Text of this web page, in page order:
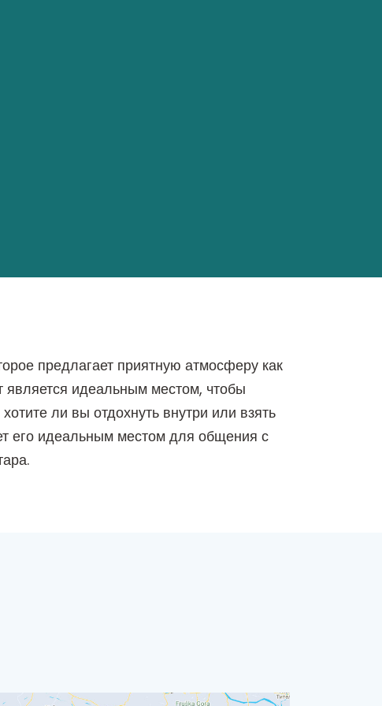
предлагает приятную атмосферу как
является идеальным местом, чтобы
ли вы отдохнуть внутри или взять
его идеальным местом для общения с